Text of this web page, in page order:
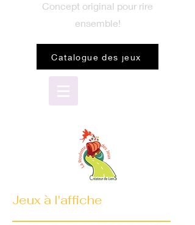
Concept original pour rire
ensemble!
Catalogue des jeux
Jeux à l'affiche